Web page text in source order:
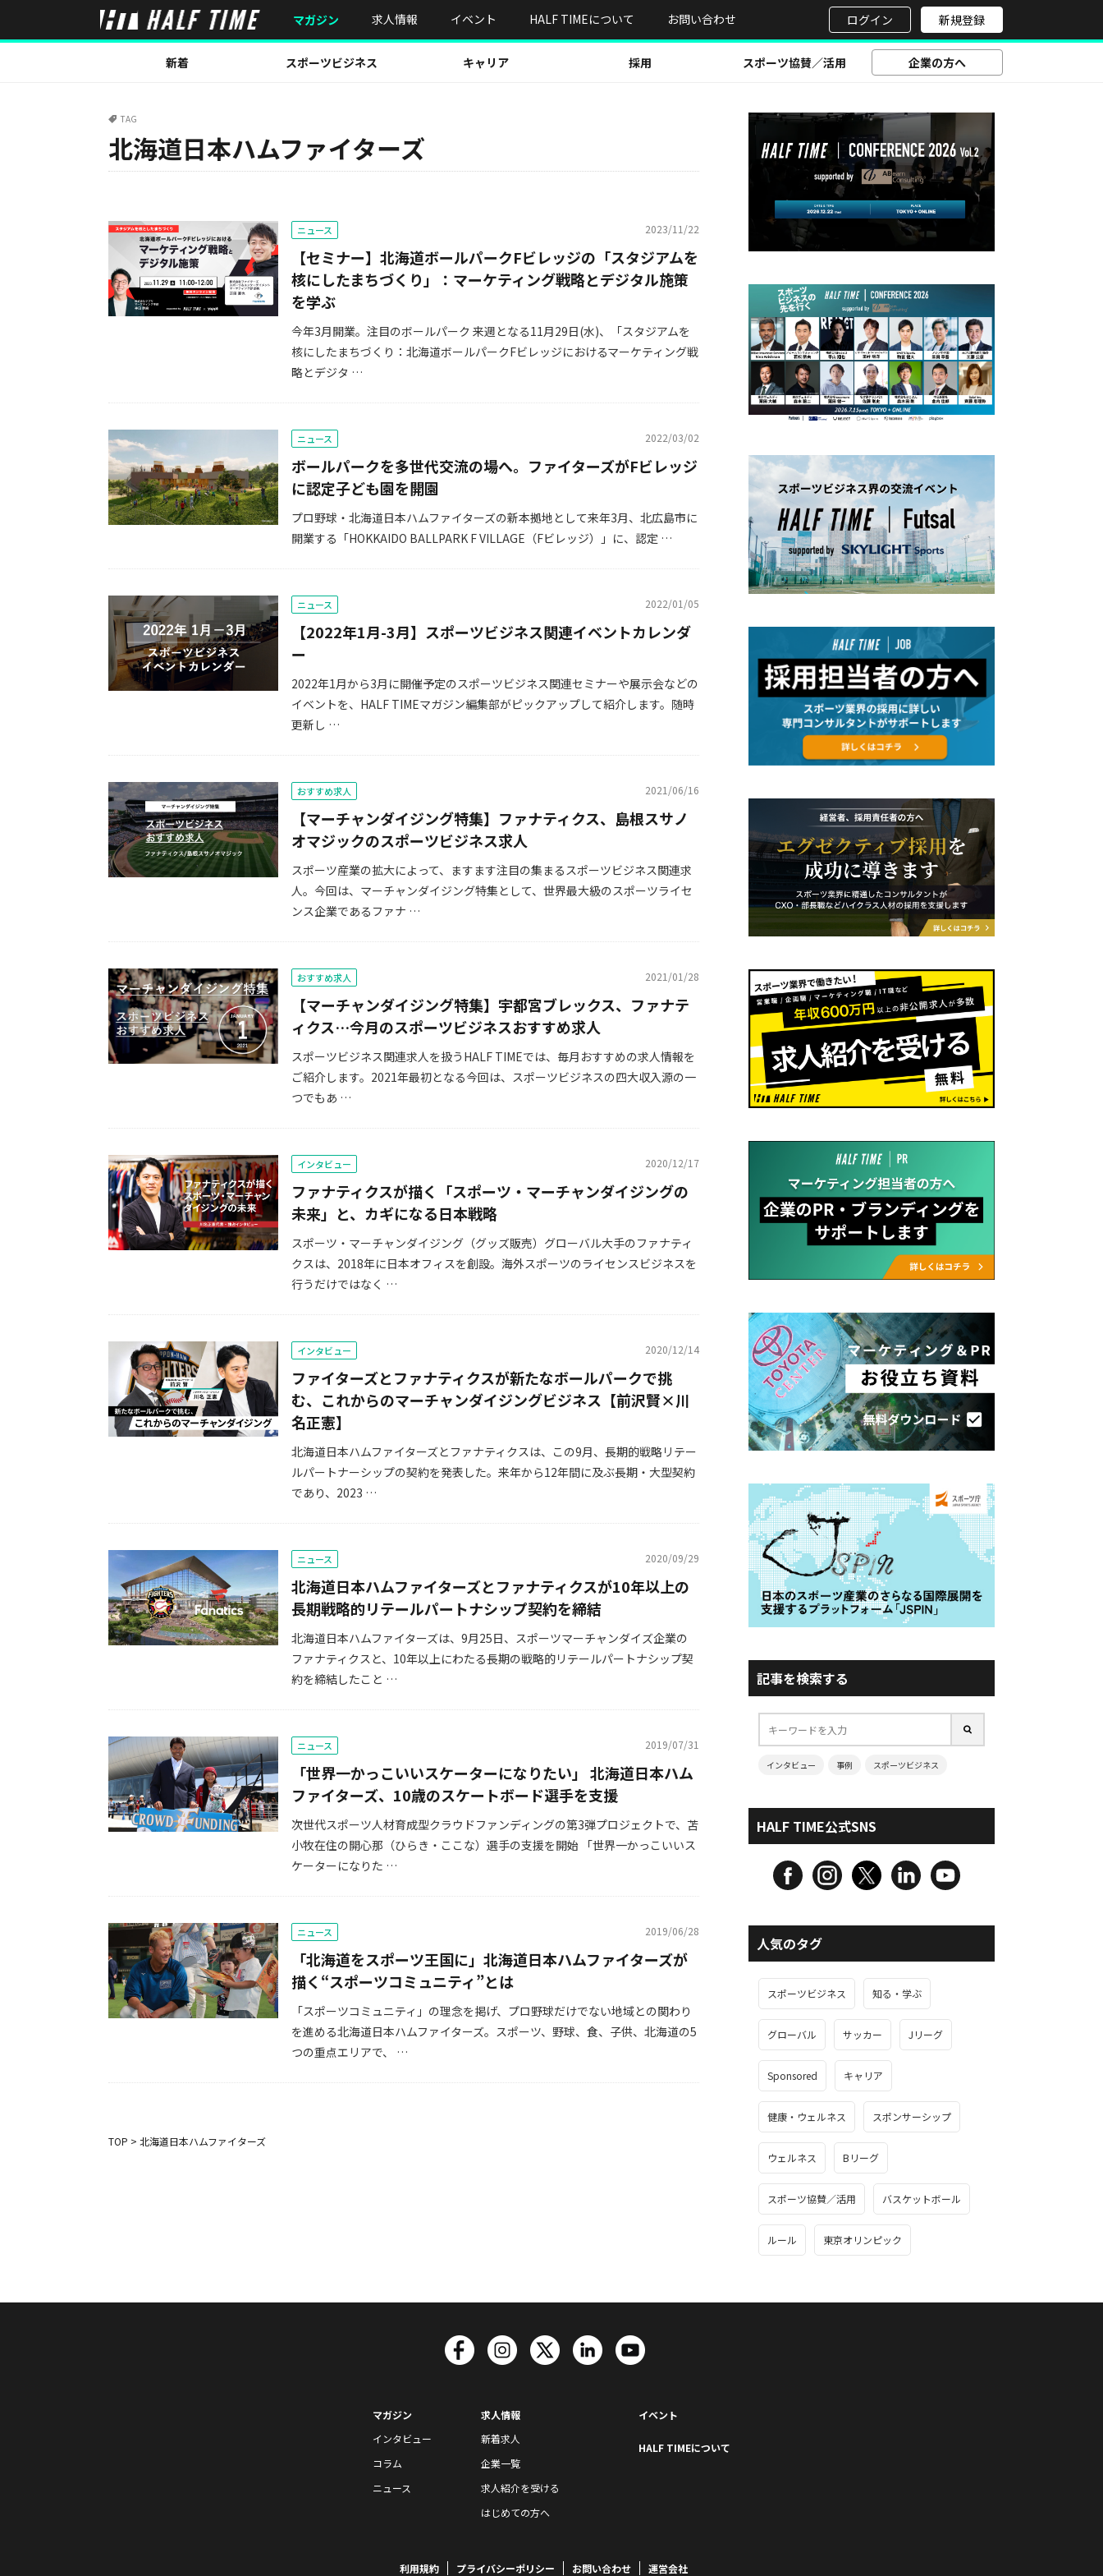
マガジン 求人情報 イベント HALF TIMEについて お問い合わせ ログイン 新規登録
新着 スポーツビジネス キャリア 採用 スポーツ協賛／活用 企業の方へ
TAG
北海道日本ハムファイターズ
ニュース 2023/11/22
【セミナー】北海道ボールパークFビレッジの「スタジアムを
核にしたまちづくり」：マーケティング戦略とデジタル施策
を学ぶ
今年3月開業。注目のボールパーク 来週となる11月29日(水)、「スタジアムを
核にしたまちづくり：北海道ボールパークFビレッジにおけるマーケティング戦
略とデジタ …
ニュース 2022/03/02
ボールパークを多世代交流の場へ。ファイターズがFビレッジ
に認定子ども園を開園
プロ野球・北海道日本ハムファイターズの新本拠地として来年3月、北広島市に
開業する「HOKKAIDO BALLPARK F VILLAGE（Fビレッジ）」に、認定 …
ニュース 2022/01/05
【2022年1月-3月】スポーツビジネス関連イベントカレンダ
ー
2022年1月から3月に開催予定のスポーツビジネス関連セミナーや展示会などの
イベントを、HALF TIMEマガジン編集部がピックアップして紹介します。随時
更新し …
おすすめ求人 2021/06/16
【マーチャンダイジング特集】ファナティクス、島根スサノ
オマジックのスポーツビジネス求人
スポーツ産業の拡大によって、ますます注目の集まるスポーツビジネス関連求
人。今回は、マーチャンダイジング特集として、世界最大級のスポーツライセ
ンス企業であるファナ …
おすすめ求人 2021/01/28
【マーチャンダイジング特集】宇都宮ブレックス、ファナテ
ィクス…今月のスポーツビジネスおすすめ求人
スポーツビジネス関連求人を扱うHALF TIMEでは、毎月おすすめの求人情報を
ご紹介します。2021年最初となる今回は、スポーツビジネスの四大収入源の一
つでもあ …
インタビュー 2020/12/17
ファナティクスが描く「スポーツ・マーチャンダイジングの
未来」と、カギになる日本戦略
スポーツ・マーチャンダイジング（グッズ販売）グローバル大手のファナティ
クスは、2018年に日本オフィスを創設。海外スポーツのライセンスビジネスを
行うだけではなく …
インタビュー 2020/12/14
ファイターズとファナティクスが新たなボールパークで挑
む、これからのマーチャンダイジングビジネス【前沢賢×川
名正憲】
北海道日本ハムファイターズとファナティクスは、この9月、長期的戦略リテー
ルパートナーシップの契約を発表した。来年から12年間に及ぶ長期・大型契約
であり、2023 …
ニュース 2020/09/29
北海道日本ハムファイターズとファナティクスが10年以上の
長期戦略的リテールパートナシップ契約を締結
北海道日本ハムファイターズは、9月25日、スポーツマーチャンダイズ企業の
ファナティクスと、10年以上にわたる長期の戦略的リテールパートナシップ契
約を締結したこと …
ニュース 2019/07/31
「世界一かっこいいスケーターになりたい」 北海道日本ハム
ファイターズ、10歳のスケートボード選手を支援
次世代スポーツ人材育成型クラウドファンディングの第3弾プロジェクトで、苫
小牧在住の開心那（ひらき・ここな）選手の支援を開始 「世界一かっこいいス
ケーターになりた …
ニュース 2019/06/28
「北海道をスポーツ王国に」北海道日本ハムファイターズが
描く“スポーツコミュニティ”とは
「スポーツコミュニティ」の理念を掲げ、プロ野球だけでない地域との関わり
を進める北海道日本ハムファイターズ。スポーツ、野球、食、子供、北海道の5
つの重点エリアで、 …
TOP > 北海道日本ハムファイターズ
記事を検索する
インタビュー 事例 スポーツビジネス
HALF TIME公式SNS
人気のタグ
スポーツビジネス 知る・学ぶ
グローバル サッカー Jリーグ
Sponsored キャリア
健康・ウェルネス スポンサーシップ
ウェルネス Bリーグ
スポーツ協賛／活用 バスケットボール
ルール 東京オリンピック
マガジン
インタビュー
コラム
ニュース
求人情報
新着求人
企業一覧
求人紹介を受ける
はじめての方へ
イベント
HALF TIMEについて
利用規約 プライバシーポリシー お問い合わせ 運営会社